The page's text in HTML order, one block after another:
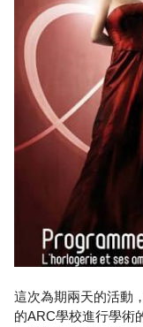
這次為期兩天的活動
的ARC學校進行學術